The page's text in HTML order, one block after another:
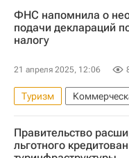
ФНС напомнила о
подачи деклараций
налогу
21 апреля 2025, 12:06
Туризм
Правительство
льготного